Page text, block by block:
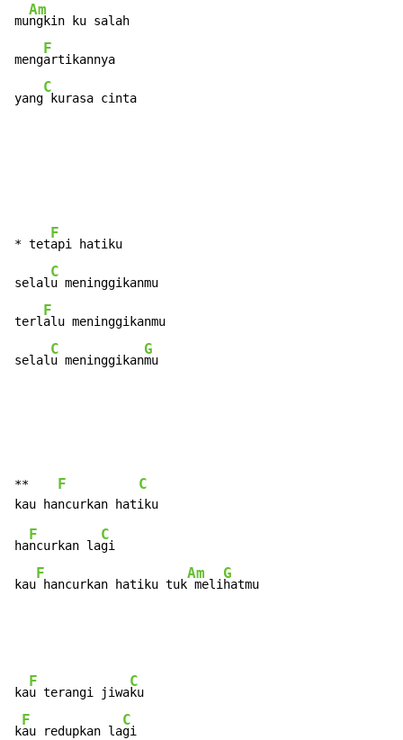
mu
Am
ngkin ku salah
meng
F
artikannya
yang
C
kurasa cinta
* tet
F
api hatiku
selal
C
u meninggikanmu
terl
F
alu meninggikanmu
selal
C
u meninggikan
G
mu
** F C
ha
F
ncurkan la
C
gi
kau
F
hancurkan hatiku tuk
Am
meli
G
hatmu
ka
F
u terangi jiwa
C
ku
k
F
au redupkan la
C